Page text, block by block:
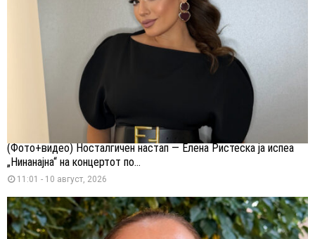
(Фото+видео) Носталгичен настап — Елена Ристеска ја испеа
„Нинанајна“ на концертот по...
11:01 - 10 август, 2026